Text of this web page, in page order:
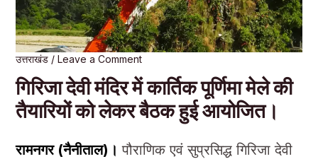
उत्तराखंड/ Leave a Comment
गिरिजा देवी मंदिर में कार्तिक पूर्णिमा मेले की
तैयारियों को लेकर बैठक हुई आयोजित।
रामनगर (नैनीताल)। पौराणिक एवं सुप्रसिद्ध गिरिजा देवी